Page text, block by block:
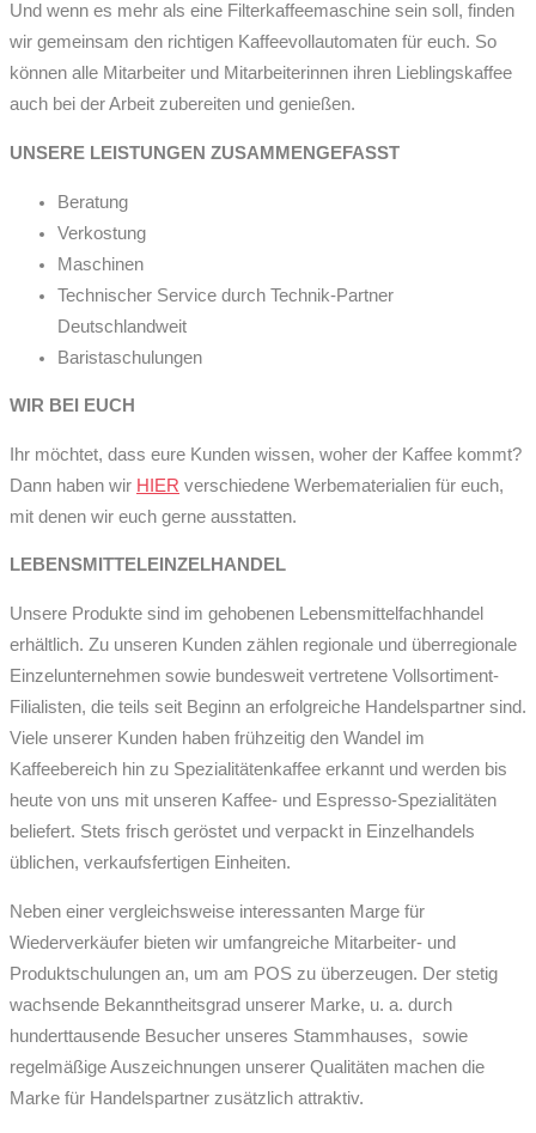
Und wenn es mehr als eine Filterkaffeemaschine sein soll, finden
wir gemeinsam den richtigen Kaffeevollautomaten für euch. So
können alle Mitarbeiter und Mitarbeiterinnen ihren Lieblingskaffee
auch bei der Arbeit zubereiten und genießen.
UNSERE LEISTUNGEN ZUSAMMENGEFASST
Beratung
Verkostung
Maschinen
Technischer Service durch Technik-Partner
Deutschlandweit
Baristaschulungen
WIR BEI EUCH
Ihr möchtet, dass eure Kunden wissen, woher der Kaffee kommt?
Dann haben wir HIER verschiedene Werbematerialien für euch,
mit denen wir euch gerne ausstatten.
LEBENSMITTELEINZELHANDEL
Unsere Produkte sind im gehobenen Lebensmittelfachhandel
erhältlich. Zu unseren Kunden zählen regionale und überregionale
Einzelunternehmen sowie bundesweit vertretene Vollsortiment-
Filialisten, die teils seit Beginn an erfolgreiche Handelspartner sind.
Viele unserer Kunden haben frühzeitig den Wandel im
Kaffeebereich hin zu Spezialitätenkaffee erkannt und werden bis
heute von uns mit unseren Kaffee- und Espresso-Spezialitäten
beliefert. Stets frisch geröstet und verpackt in Einzelhandels
üblichen, verkaufsfertigen Einheiten.
Neben einer vergleichsweise interessanten Marge für
Wiederverkäufer bieten wir umfangreiche Mitarbeiter- und
Produktschulungen an, um am POS zu überzeugen. Der stetig
wachsende Bekanntheitsgrad unserer Marke, u. a. durch
hunderttausende Besucher unseres Stammhauses, sowie
regelmäßige Auszeichnungen unserer Qualitäten machen die
Marke für Handelspartner zusätzlich attraktiv.